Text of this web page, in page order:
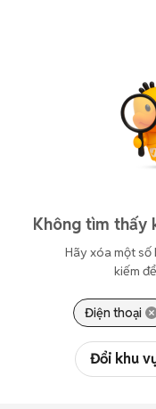
Không tìm thấy
Hãy xóa một số
kiếm
Điện thoại
Đổi khu